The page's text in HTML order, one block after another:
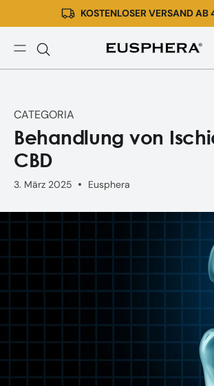
zum
Inhalt
KOSTENLOSER VERSAND
CATEGORIA
Behandlung von
CBD
3. März 2025 Eusphera